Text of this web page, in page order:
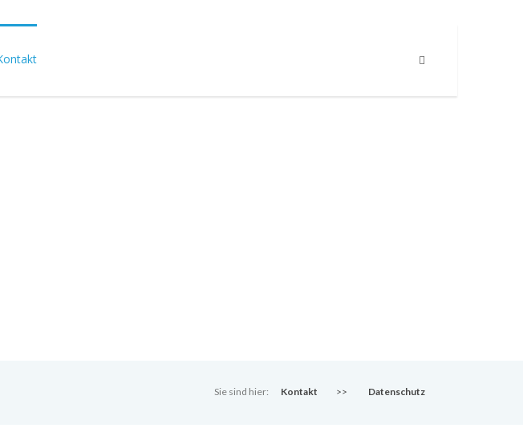
Sie sind hier: Kontakt >> Datenschutz